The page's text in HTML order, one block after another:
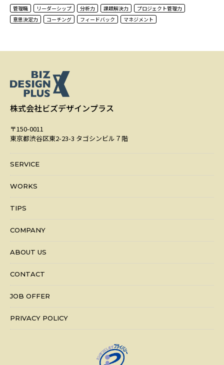
管理職 リーダーシップ 分析力 課題解決力
プロジェクト管理力
意思決定力
コーチング フィードバック マネジメント
株式会社ビズデザインプラス
〒150-0011
東京都渋谷区東2-23-3 タゴシンビル７階
SERVICE
WORKS
TIPS
COMPANY
ABOUT US
CONTACT
JOB OFFER
PRIVACY POLICY